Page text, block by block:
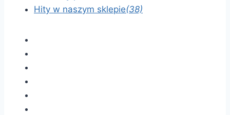
Hity w naszym sklepie(38)